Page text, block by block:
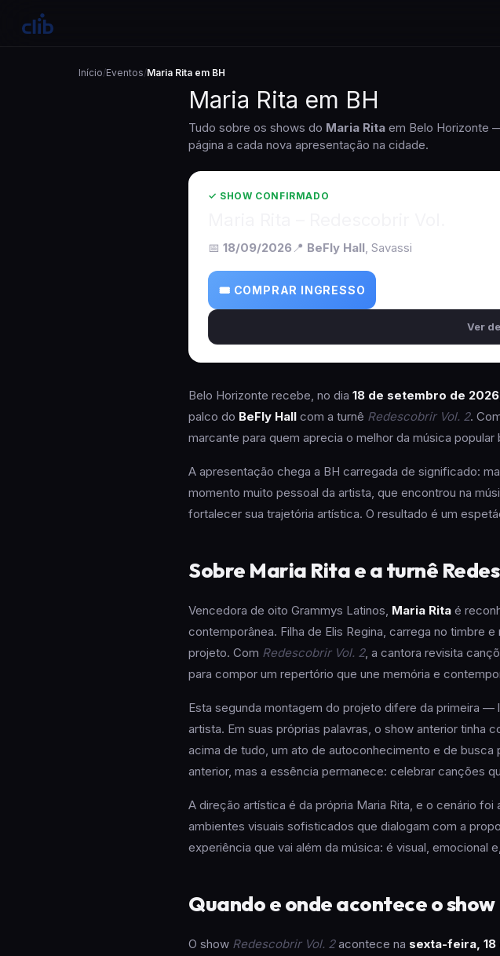
Início/Eventos/Maria Rita em BH
Maria Rita em BH
Tudo sobre os shows do Maria Rita em Belo Horizonte
página a cada nova apresentação na cidade.
✓ SHOW CONFIRMADO
📅 18/09/2026 📍 BeFly Hall, Savassi
🎟 COMPRAR INGRESSO
Ver
Belo Horizonte recebe, no dia 18 de setembro de 2026
palco do BeFly Hall com a turnê Redescobrir Vol. 2.
marcante para quem aprecia o melhor da música
A apresentação chega a BH carregada de significado:
momento muito pessoal da artista, que encontrou na
fortalecer sua trajetória artística. O resultado é um
Sobre Maria Rita e a turnê
Vencedora de oito Grammys Latinos, Maria Rita é
contemporânea. Filha de Elis Regina, carrega no timbre
projeto. Com Redescobrir Vol. 2, a cantora revisita
para compor um repertório que une memória e
Esta segunda montagem do projeto difere da primeira
artista. Em suas próprias palavras, o show anterior
acima de tudo, um ato de autoconhecimento e de
anterior, mas a essência permanece: celebrar canções
A direção artística é da própria Maria Rita, e o cenário foi
ambientes visuais sofisticados que dialogam com a
experiência que vai além da música: é visual, emocional
Quando e onde acontece o show
O show Redescobrir Vol. 2acontece na sexta-feira,